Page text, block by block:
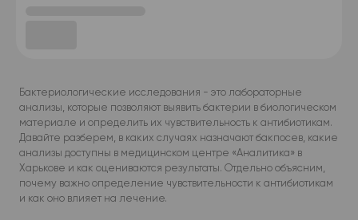
Бактериологические исследования - это лабораторные
анализы, которые позволяют выявить бактерии в биологическом
материале и определить их чувствительность к антибиотикам.
Давайте разберем, в каких случаях назначают бакпосев, какие
анализы доступны в медицинском центре «Аналитика» в
Харькове и как оцениваются результаты. Отдельно объясним,
почему важно определение чувствительности к антибиотикам
и как оно влияет на лечение.